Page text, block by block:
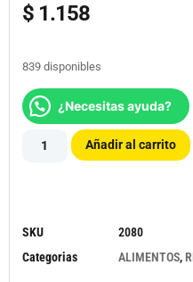
$ 1.158
839 disponibles
¿Necesitas ayuda?
Añadir al carrito
SKU
2080
Categorias
ALIMENTOS,